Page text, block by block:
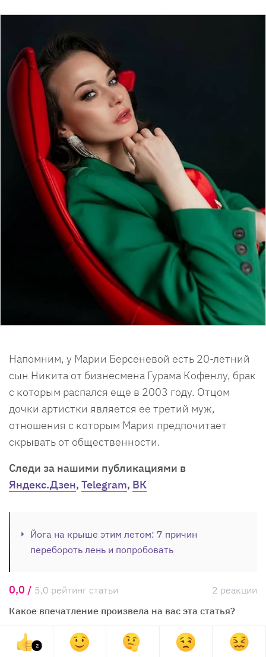
Напомним, у Марии Берсеневой есть 20-летний
сын Никита от бизнесмена Гурама Кофенлу, брак
с которым распался еще в 2003 году. Отцом
дочки артистки является ее третий муж,
отношения с которым Мария предпочитает
скрывать от общественности.
Cледи за нашими публикациями в
Яндекс.Дзен, Telegram, ВК
Йога на крыше этим летом: 7 причин
перебороть лень и попробовать
0,0 / 5,0 рейтинг статьи
2 реакции
Какое впечатление произвела на вас эта статья?
2